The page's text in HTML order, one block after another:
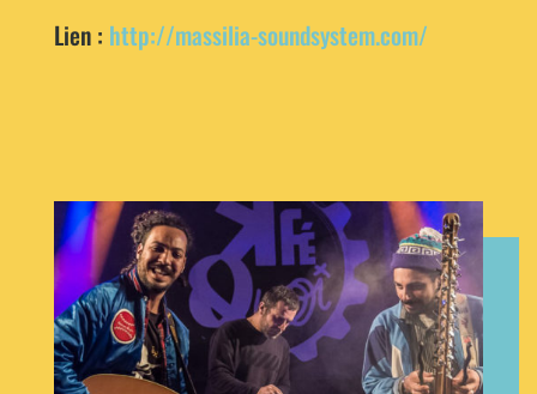
Lien : http://massilia-soundsystem.com/